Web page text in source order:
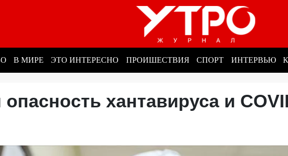
В МИРЕ ЭТО ИНТЕРЕСНО ПРОИШЕСТВИЯ СПОРТ ИНТЕРВЬЮ
хантавируса и